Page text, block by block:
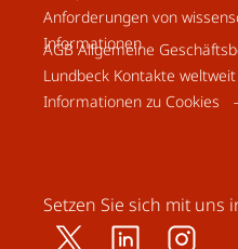
Anforderungen von
Informationen
AGB Allgemeine
Lundbeck Kontakte weltweit
Informationen zu Cookies
Setzen Sie sich mit uns